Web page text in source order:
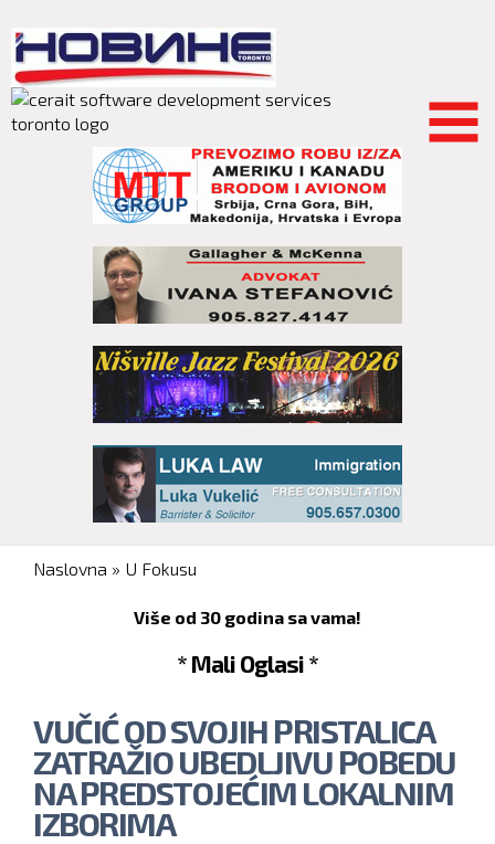
main
content
You are here
Naslovna » U Fokusu
Više od 30 godina sa vama!
* Mali Oglasi *
VUČIĆ OD SVOJIH PRISTALICA
ZATRAŽIO UBEDLJIVU POBEDU
NA PREDSTOJEĆIM LOKALNIM
IZBORIMA